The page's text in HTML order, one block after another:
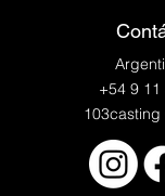
+54 9
103casting